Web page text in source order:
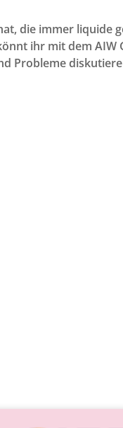
die immer liquide
ihr mit dem AIW
Probleme